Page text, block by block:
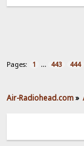
Pages: 1 ... 443 444
Air-Radiohead.com»